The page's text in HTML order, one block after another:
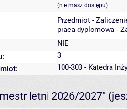
(nie masz dostępu)
Przedmiot -
praca dyplomowa -
NIE
3
100-303 - Katedra
letni 2026/2027"